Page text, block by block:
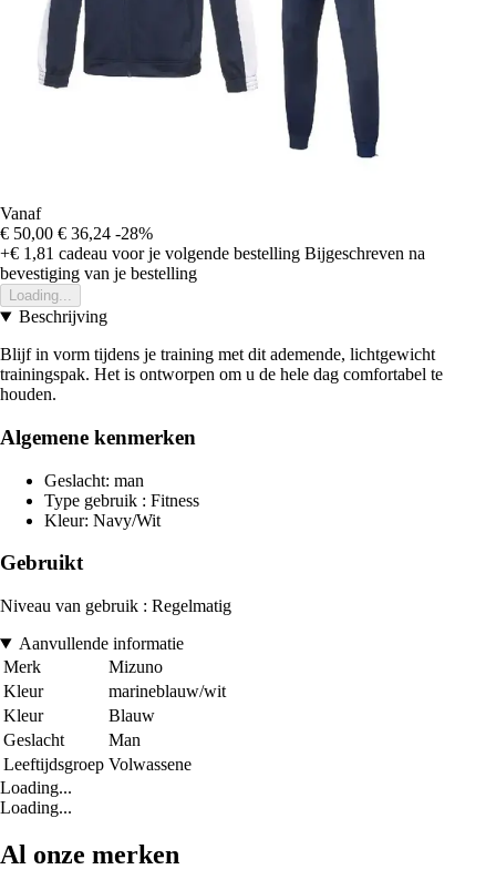
Vanaf
€ 50,00 € 36,24 -28%
+€ 1,81 cadeau voor je volgende bestelling Bijgeschreven na
bevestiging van je bestelling
Loading...
Beschrijving
Blijf in vorm tijdens je training met dit ademende, lichtgewicht
trainingspak. Het is ontworpen om u de hele dag comfortabel te
houden.
Algemene kenmerken
Geslacht: man
Type gebruik : Fitness
Kleur: Navy/Wit
Gebruikt
Niveau van gebruik : Regelmatig
Aanvullende informatie
Merk
Mizuno
Kleur
marineblauw/wit
Kleur
Blauw
Geslacht
Man
Leeftijdsgroep Volwassene
Loading...
Loading...
Al onze merken